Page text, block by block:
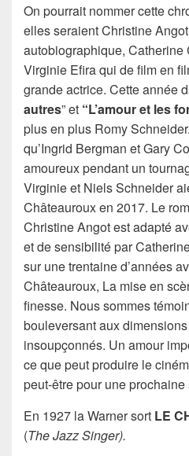
On pourrait nommer cette
elles seraient Christine
autobiographique,
Virginie Efira qui de film en
grande actrice. Cette année
autres” et “L’amour et les
plus en plus Romy
qu’Ingrid Bergman et Gary
amoureux pendant un
Virginie et Niels Schneider
Châteauroux en 2017. Le
Christine Angot est adapté
et de sensibilité par
sur une trentaine d’années
Châteauroux, La mise en
finesse. Nous sommes
bouleversant aux
insoupçonnés. Un amour
ce que peut produire le
peut-être pour une prochaine
En 1927 la Warner sort LE
(The Jazz Singer).